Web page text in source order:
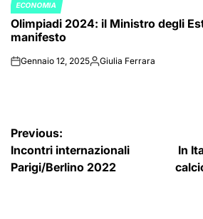
POSTED
IN
ECONOMIA
Olimpiadi 2024: il Ministro degli
manifesto
onGennaio 12, 2025Posted
Giulia Ferrara
Navigazione
articoli
Previous:
Incontri internazionali
Parigi/Berlino 2022
In